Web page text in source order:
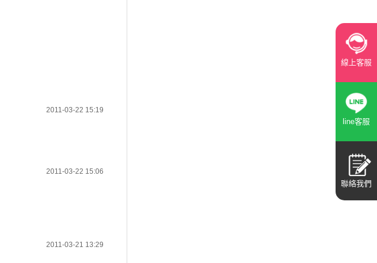
線上客服
line客服
聯絡我們
2011-03-22 15:19
2011-03-22 15:06
2011-03-21 13:29